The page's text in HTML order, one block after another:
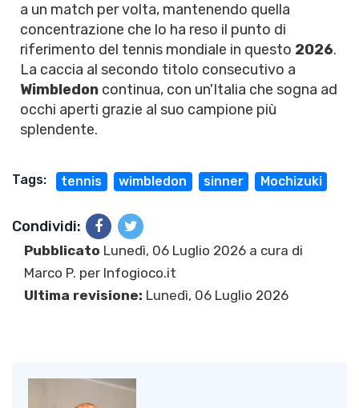
a un match per volta, mantenendo quella
concentrazione che lo ha reso il punto di
riferimento del tennis mondiale in questo 2026.
La caccia al secondo titolo consecutivo a
Wimbledon continua, con un'Italia che sogna ad
occhi aperti grazie al suo campione più
splendente.
Tags: tennis wimbledon sinner Mochizuki
Condividi:
Pubblicato Lunedì, 06 Luglio 2026 a cura di
Marco P. per Infogioco.it
Ultima revisione: Lunedì, 06 Luglio 2026